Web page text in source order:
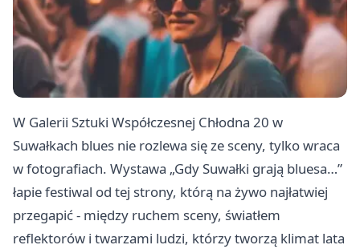
W Galerii Sztuki Współczesnej Chłodna 20 w
Suwałkach blues nie rozlewa się ze sceny, tylko wraca
w fotografiach. Wystawa „Gdy Suwałki grają bluesa…”
łapie festiwal od tej strony, którą na żywo najłatwiej
przegapić - między ruchem sceny, światłem
reflektorów i twarzami ludzi, którzy tworzą klimat lata